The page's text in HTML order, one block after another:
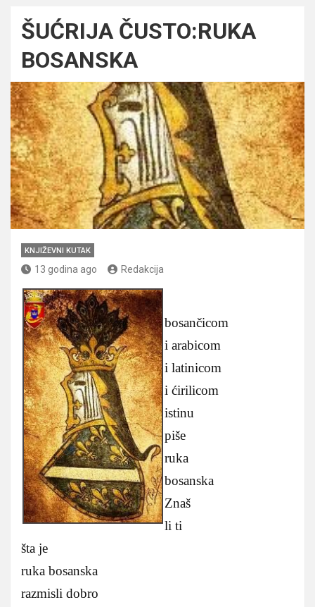
ŠUĆRIJA ČUSTO:RUKA
BOSANSKA
KNJIŽEVNI KUTAK
13 godina ago Redakcija
bosančicom
i arabicom
i latinicom
i ćirilicom
istinu
piše
ruka
bosanska
Znaš
li ti
šta je
ruka bosanska
razmisli dobro